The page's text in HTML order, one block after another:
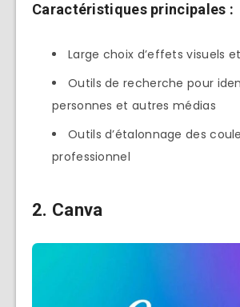
Caractéristiques principales :
Large choix d’effets visuels
Outils de recherche pour
personnes et autres médias
Outils d’étalonnage des
professionnel
2. Canva